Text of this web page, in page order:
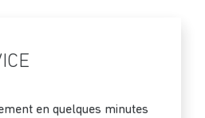
en quelques minutes